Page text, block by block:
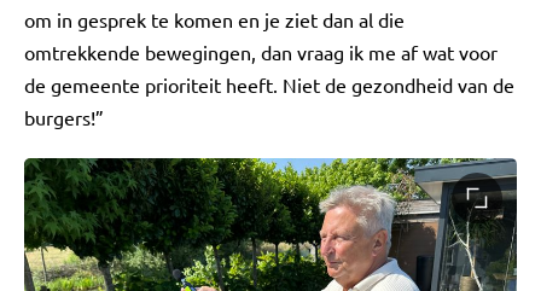
om in gesprek te komen en je ziet dan al die
omtrekkende bewegingen, dan vraag ik me af wat voor
de gemeente prioriteit heeft. Niet de gezondheid van de
burgers!”